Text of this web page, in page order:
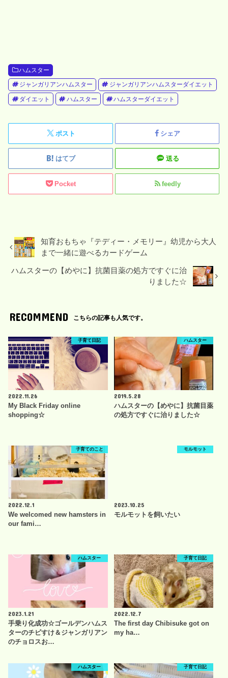
ハムスター
ジャンガリアンハムスター ジャンガリアンハムスターダイエット
ダイエット ハムスター ハムスターダイエット
ポスト シェア
はてブ 送る
Pocket feedly
知育おもちゃ『テディー・メモリー』幼児から大人
まで一緒に遊べるカードゲーム
ハムスターの【めやに】抗菌目薬の処方ですぐに治
りました☆
RECOMMEND こちらの記事も人気です。
子育て日記
2022.11.26
My Black Friday online
shopping☆
ハムスター
2019.5.28
ハムスターの【めやに】抗菌目薬
の処方ですぐに治りました☆
子育てのこと
2022.12.1
We welcomed new hamsters in
our fami…
モルモット
2023.10.25
モルモットを飼いたい
ハムスター
2023.1.21
手乗り化成功☆ゴールデンハムス
ターのチビすけ＆ジャンガリアン
のチョロスお…
子育て日記
2022.12.7
The first day Chibisuke got on
my ha…
ハムスター 子育て日記